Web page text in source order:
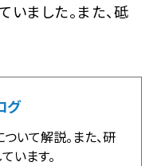
ました。また、砥
グ
いて解説。また、研
います。